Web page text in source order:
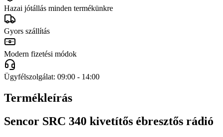
Hazai jótállás minden termékünkre
Gyors szállítás
Modern fizetési módok
Ügyfélszolgálat: 09:00 - 14:00
Termékleírás
Sencor SRC 340 kivetítős ébresztős rádió